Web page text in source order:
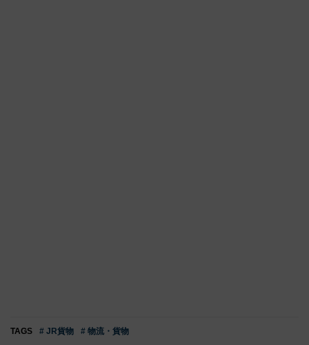
TAGS # JR貨物 # 物流・貨物